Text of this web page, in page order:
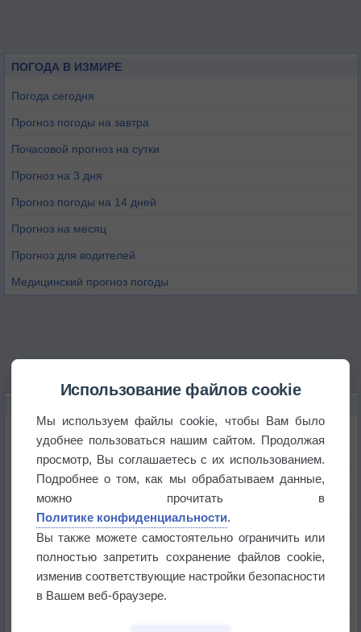
ПОГОДА В ИЗМИРЕ
Погода сегодня
Прогноз погоды на завтра
Почасовой прогноз на сутки
Прогноз на 3 дня
Прогноз погоды на 14 дней
Прогноз на месяц
Прогноз для водителей
Медицинский прогноз погоды
Космическая погода и транспорт
Приложение построит маршрут через тень
Атмосфера начала замерзать
В Приморье обнаружены морские волны тепла
Использование файлов cookie
Мы используем файлы cookie, чтобы Вам было
удобнее пользоваться нашим сайтом. Продолжая
просмотр, Вы соглашаетесь с их использованием.
Подробнее о том, как мы обрабатываем данные,
можно прочитать в
Политике конфиденциальности.
Вы также можете самостоятельно ограничить или
полностью запретить сохранение файлов cookie,
изменив соответствующие настройки безопасности
в Вашем веб-браузере.